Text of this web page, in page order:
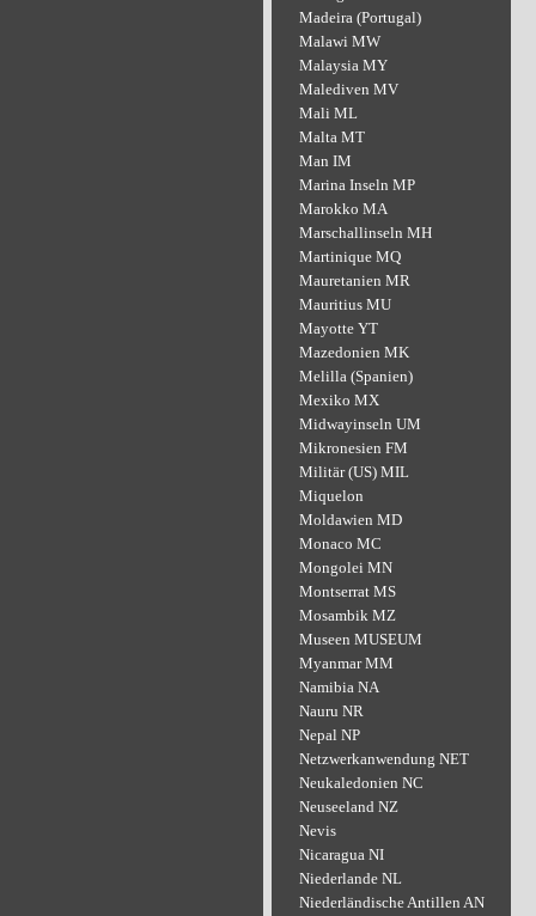
Madeira (Portugal)
Malawi MW
Malaysia MY
Malediven MV
Mali ML
Malta MT
Man IM
Marina Inseln MP
Marokko MA
Marschallinseln MH
Martinique MQ
Mauretanien MR
Mauritius MU
Mayotte YT
Mazedonien MK
Melilla (Spanien)
Mexiko MX
Midwayinseln UM
Mikronesien FM
Militär (US) MIL
Miquelon
Moldawien MD
Monaco MC
Mongolei MN
Montserrat MS
Mosambik MZ
Museen MUSEUM
Myanmar MM
Namibia NA
Nauru NR
Nepal NP
Netzwerkanwendung NET
Neukaledonien NC
Neuseeland NZ
Nevis
Nicaragua NI
Niederlande NL
Niederländische Antillen AN